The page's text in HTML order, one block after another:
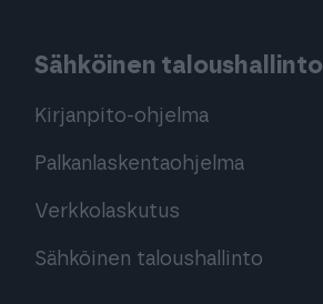
Sähköinen taloushallinto
Kirjanpito-ohjelma
Palkanlaskentaohjelma
Verkkolaskutus
Sähköinen taloushallinto